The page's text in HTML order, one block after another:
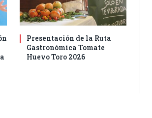
Presentación de la Ruta
Gastronómica Tomate
Huevo Toro 2026